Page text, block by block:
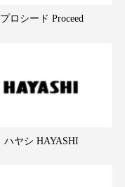
プロシード Proceed
ハヤシ HAYASHI